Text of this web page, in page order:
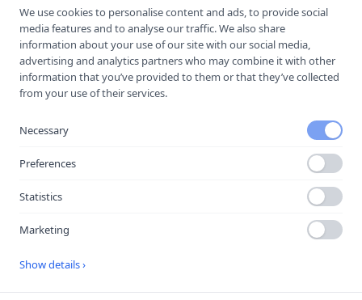
Hitta rätt trafikskola för dig.
UTFORSKA
Jämför trafikskolor
Kalkylator
Trafikskolor
Vägmärken
Halkbanor
Lokala guider
We use cookies to personalise content and ads, to provide social
media features and to analyse our traffic. We also share
information about your use of our site with our social media,
advertising and analytics partners who may combine it with other
information that you’ve provided to them or that they’ve collected
from your use of their services.
Necessary
Preferences
Statistics
Marketing
Show details ›